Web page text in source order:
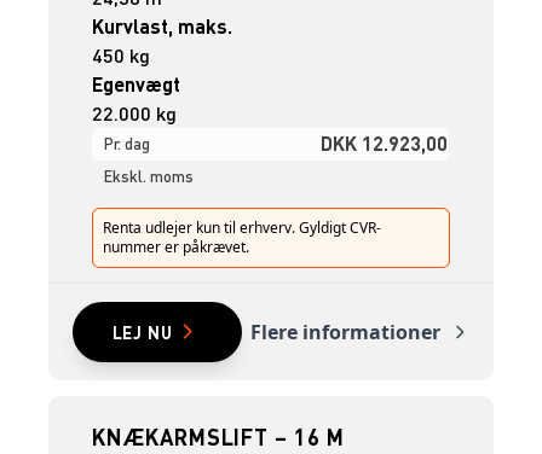
Kurvlast, maks.
450 kg
Egenvægt
22.000 kg
Pr. dag DKK 12.923,00
Ekskl. moms
Renta udlejer kun til erhverv. Gyldigt CVR-
nummer er påkrævet.
LEJ NU Flere informationer
KNÆKARMSLIFT – 16 M